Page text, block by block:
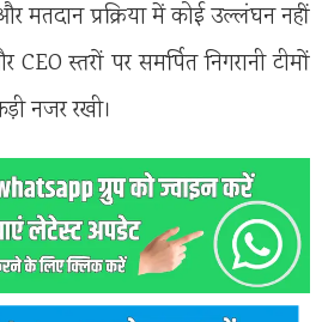
मतदान प्रक्रिया में कोई उल्लंघन नहीं
CEO स्तरों पर समर्पित निगरानी टीमों
नजर रखी।